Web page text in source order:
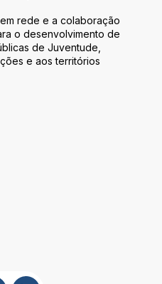
rede e a colaboração
o desenvolvimento de
de Juventude,
e aos territórios